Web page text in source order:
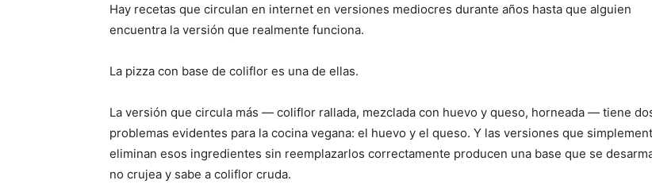
Hay recetas que circulan en internet en versiones mediocres durante años hasta que alguien
encuentra la versión que realmente funciona.
La pizza con base de coliflor es una de ellas.
La versión que circula más — coliflor rallada, mezclada con huevo y queso, horneada — tiene
problemas evidentes para la cocina vegana: el huevo y el queso. Y las versiones que
eliminan esos ingredientes sin reemplazarlos correctamente producen una base que se
no crujea y sabe a coliflor cruda.